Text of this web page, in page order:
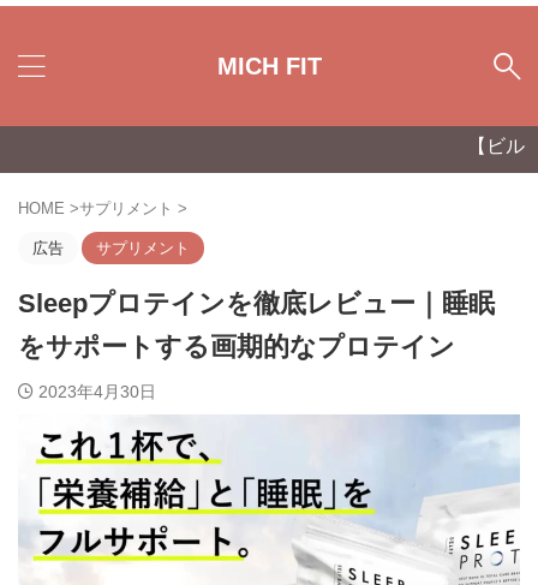
MICH FIT
【ビルダー愛用】中
HOME >サプリメント >
広告 サプリメント
Sleepプロテインを徹底レビュー｜睡眠
をサポートする画期的なプロテイン
2023年4月30日